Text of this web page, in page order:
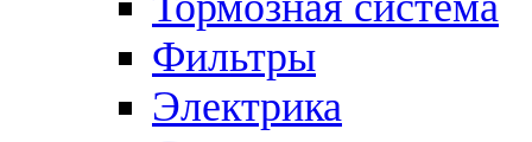
Фильтры
Электрика